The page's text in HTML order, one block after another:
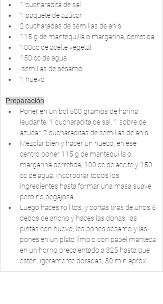
1 cucharadita de sal
1 paquete de azúcar
2 cucharadas de semillas de anís
115 g de mantequilla o margarina, derretida
100cc de aceite vegetal
150 cc de agua
semillas de sésamo
1 huevo
Preparación
Poner en un bol 500 gramos de harina
leudante, 1 cucharadita de sal, 1 sobre de
azúcar, 2 cucharaditas de semillas de anís
Mezclar bien y hacer un hueco, en ese
centro poner 115 g de mantequilla o
margarina derretida, 100 cc de aceite y 150
cc de agua. Incorporar todos los
ingredientes hasta formar una masa suave
pero no pegajosa.
Luego haces rollitos, y cortas tiras de unos 5
dedos de ancho y haces las donas, las
pintas con huevo, les pones sésamo y las
pones en un plato limpio con papel manteca
en un horno precalentado a 325 hasta que
estén ligeramente doradas, 30 min aprox.